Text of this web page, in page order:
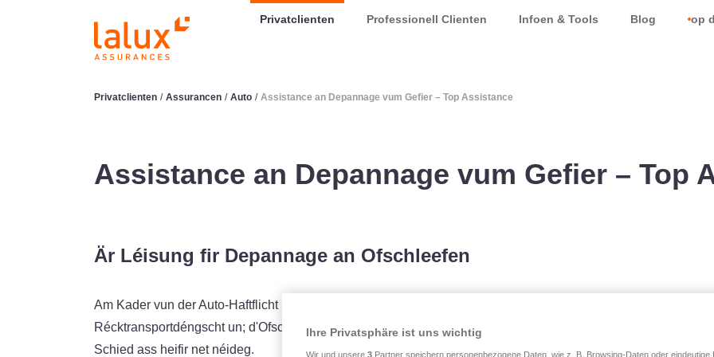
LALUX AssurancesPrivatclienten Professionell Clienten Infoen & Tools Blog op
Privatclienten / Assurancen / Auto / Assistance an Depannage vum Gefier – Top Assistance
Assistance an Depannage vum Gefier – Top
Är Léisung fir Depannage an Ofschleefen
Am Kader vun der Auto-Haftflicht bitt LALUX Iech en Ofschleef- a
Récktransportdéngscht un; d'Ofschléisse vun enger Garantie fir materiell
Schied ass heifir net néideg.
Ihre Privatsphäre ist uns wichtig
Wir und unsere 3 Partner speichern personenbezogene Daten, wie z. B. Browsing-Daten oder eindeutige